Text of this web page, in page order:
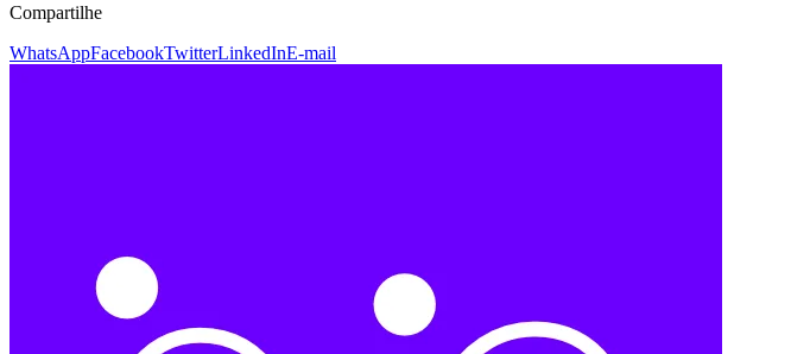
Compartilhe
WhatsAppFacebookTwitterLinkedInE-mail